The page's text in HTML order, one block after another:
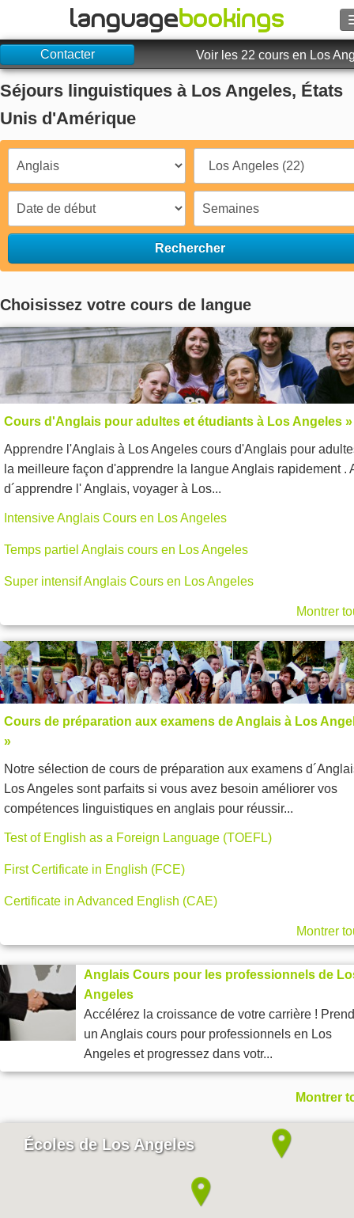
Rechercher
Contactez-nous
Se connecter
Aide
Langue
Contacter Voir les 22 cours en Los
Séjours linguistiques à Los Angeles, États
Unis d'Amérique
Rechercher
Choisissez votre cours de langue
Cours d'Anglais pour adultes et étudiants à Los Angeles »
Apprendre l'Anglais à Los Angeles cours d'Anglais pour
la meilleure façon d'apprendre la langue Anglais rapidement .
d´apprendre l' Anglais, voyager à Los...
Intensive Anglais Cours en Los Angeles
Temps partiel Anglais cours en Los Angeles
Super intensif Anglais Cours en Los Angeles
Montrer
Cours de préparation aux examens de Anglais à Los
»
Notre sélection de cours de préparation aux examens
Los Angeles sont parfaits si vous avez besoin améliorer vos
compétences linguistiques en anglais pour réussir...
Test of English as a Foreign Language (TOEFL)
First Certificate in English (FCE)
Certificate in Advanced English (CAE)
Montrer
Anglais Cours pour les professionnels de
Angeles
Accélérez la croissance de votre carrière !
un Anglais cours pour professionnels en Los
Angeles et progressez dans votr...
Montrer
Écoles de Los Angeles